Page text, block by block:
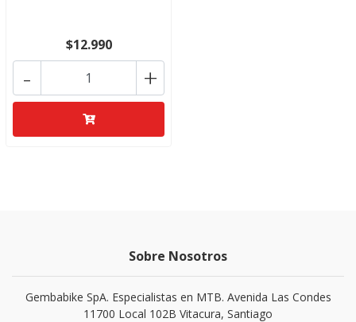
$12.990
+
-
Sobre Nosotros
Gembabike SpA. Especialistas en MTB. Avenida Las Condes
11700 Local 102B Vitacura, Santiago